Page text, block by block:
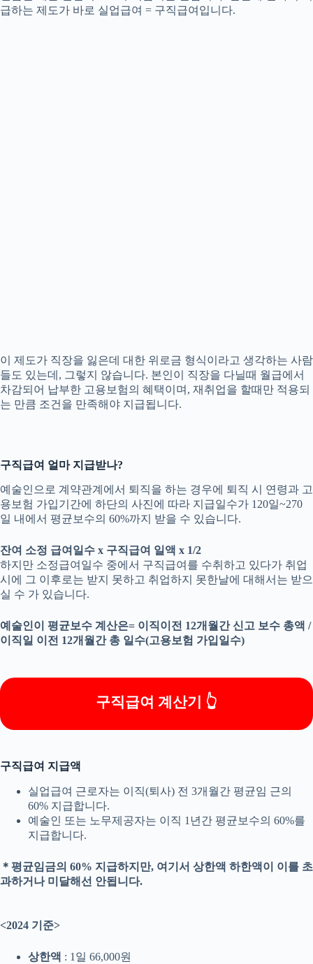
급하는 제도가 바로 실업급여 = 구직급여입니다.
​이 제도가 직장을 잃은데 대한 위로금 형식이라고 생각하는 사람
들도 있는데, 그렇지 않습니다. 본인이 직장을 다닐때 월급에서
차감되어 납부한 고용보험의 혜택이며, 재취업을 할때만 적용되
는 만큼 조건을 만족해야 지급됩니다.
구직급여 얼마 지급받나?
예술인으로 계약관계에서 퇴직을 하는 경우에 퇴직 시 연령과 고
용보험 가입기간에 하단의 사진에 따라 지급일수가 120일~270
일 내에서 평균보수의 60%까지 받을 수 있습니다.
잔여 소정 급여일수 x 구직급여 일액 x 1/2
하지만 소정급여일수 중에서 구직급여를 수취하고 있다가 취업
시에 그 이후로는 받지 못하고 취업하지 못한날에 대해서는 받으
실 수 가 있습니다.
​예술인이 평균보수 계산은= 이직이전 12개월간 신고 보수 총액 /
이직일 이전 12개월간 총 일수(고용보험 가입일수)
구직급여 계산기 👆
구직급여 지급액
실업급여 근로자는 이직(퇴사) 전 3개월간 평균임 근의
60% 지급합니다.
예술인 또는 노무제공자는 이직 1년간 평균보수의 60%를
지급합니다.
＊평균임금의 60% 지급하지만, 여기서 상한액 하한액이 이를 초
과하거나 미달해선 안됩니다.
<2024 기준>
상한액 : 1일 66,000원